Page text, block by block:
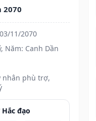
2070
03/11/2070
Năm: Canh Dần
nhân phù trợ,
Hắc đạo